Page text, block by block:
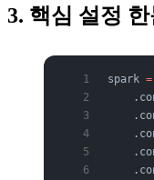
3. 핵심 설정 한
spark =